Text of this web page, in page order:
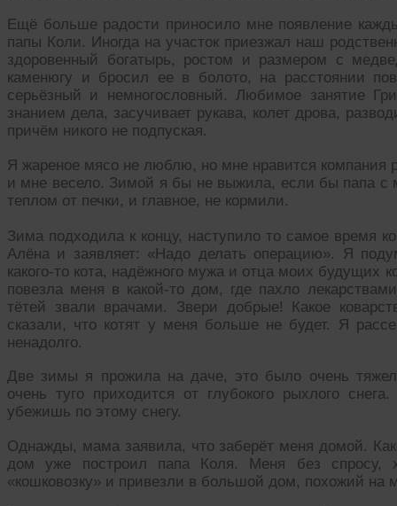
Ещё больше радости приносило мне появление
папы Коли. Иногда на участок приезжал наш
здоровенный богатырь, ростом и размером с
каменюгу и бросил ее в болото, на расстоянии
серьёзный и немногословный. Любимое занятие
знанием дела, засучивает рукава, колет дрова,
причём никого не подпуская.
Я жареное мясо не люблю, но мне нравится
и мне весело. Зимой я бы не выжила, если бы папа с
теплом от печки, и главное, не кормили.
Зима подходила к концу, наступило то самое время
Алёна и заявляет: «Надо делать операцию». Я
какого-то кота, надёжного мужа и отца моих будущих
повезла меня в какой-то дом, где пахло
тётей звали врачами. Звери добрые! Какое
сказали, что котят у меня больше не будет. Я
ненадолго.
Две зимы я прожила на даче, это было очень
очень туго приходится от глубокого рыхлого
убежишь по этому снегу.
Однажды, мама заявила, что заберёт меня домой.
дом уже построил папа Коля. Меня без спросу,
«кошковозку» и привезли в большой дом, похожий на